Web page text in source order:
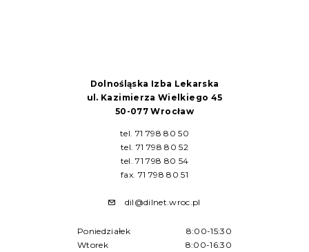
Dolnośląska Izba Lekarska
ul. Kazimierza Wielkiego 45
50-077 Wrocław
tel. 71 798 80 50
tel. 71 798 80 52
tel. 71 798 80 54
fax. 71 798 80 51
dil@dilnet.wroc.pl
Poniedziałek
8:00-15:30
Wtorek
8:00-16:30